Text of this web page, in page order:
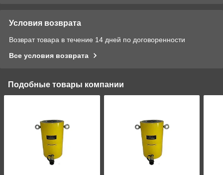
Условия возврата
Возврат товара в течение 14 дней по договоренности
Все условия возврата
Подобные товары компании